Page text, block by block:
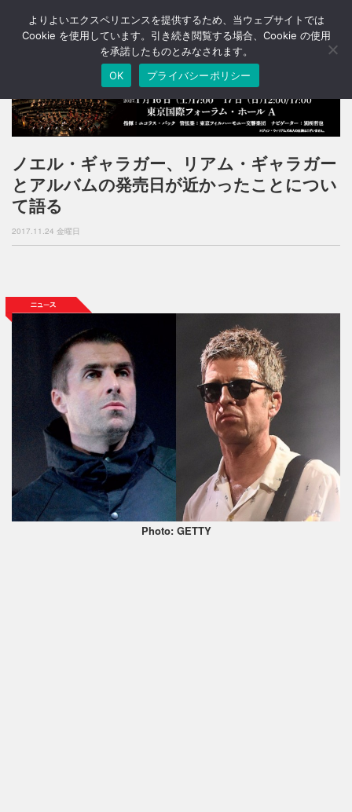
T
o
a
v
a
n
ノエル・ギャラガー、リアム・ギャラガー
とアルバムの発売日が近かったことについ
て語る
2017.11.24 金曜日
Photo: GETTY
よりよいエクスペリエンスを提供するため、当ウェブサイトでは
Cookie を使用しています。引き続き閲覧する場合、Cookie の使用
を承諾したものとみなされます。
OK
プライバシーポリシー